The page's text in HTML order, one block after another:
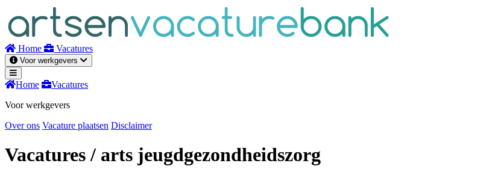
inhoud
Home Vacatures
Voor werkgevers
Home
Vacatures
Voor werkgevers
Over ons Vacature plaatsen Disclaimer
Vacatures/ arts jeugdgezondheidszorg